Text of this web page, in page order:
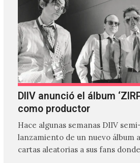
DIIV anunció el álbum
como productor
Hace algunas semanas DIIV
lanzamiento de un nuevo álbum
cartas aleatorias a sus fans